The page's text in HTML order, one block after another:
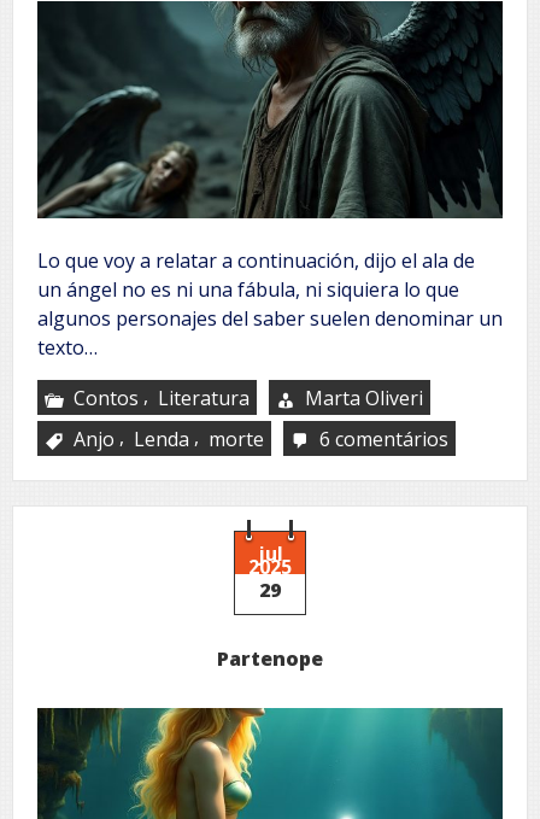
Lo que voy a relatar a continuación, dijo el ala de
un ángel no es ni una fábula, ni siquiera lo que
algunos personajes del saber suelen denominar un
texto…
Contos , Literatura
Marta Oliveri
Anjo , Lenda , morte 6 comentários
mueren
los
jul
2025
29
Partenope